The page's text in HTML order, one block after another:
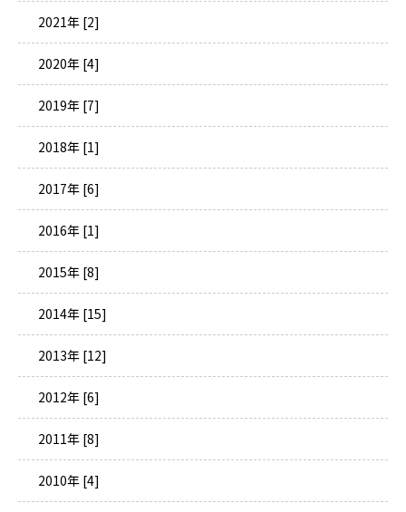
2021年 [2]
2020年 [4]
2019年 [7]
2018年 [1]
2017年 [6]
2016年 [1]
2015年 [8]
2014年 [15]
2013年 [12]
2012年 [6]
2011年 [8]
2010年 [4]